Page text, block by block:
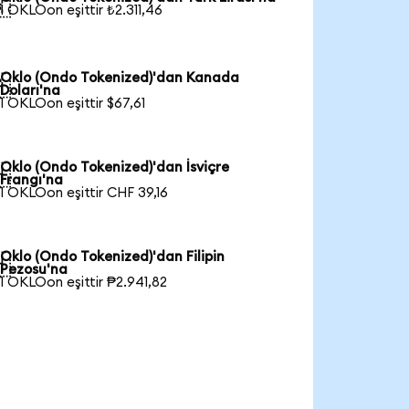
1 OKLOon eşittir ₺2.311,46
Oklo (Ondo Tokenized)'dan Kanada
Doları'na
1 OKLOon eşittir $67,61
Oklo (Ondo Tokenized)'dan İsviçre
Frangı'na
1 OKLOon eşittir CHF 39,16
Oklo (Ondo Tokenized)'dan Filipin
Pezosu'na
1 OKLOon eşittir ₱2.941,82